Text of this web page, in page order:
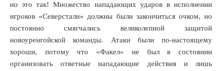
но это так! Множество нападающих ударов в исполнении
игроков «Северстали» должны были закончиться очком, но
постоянно смягчались великолепной защитой
новоуренгойской команды. Атаки были по-настоящему
хороши, потому что «Факел» не был в состоянии
организовать ответные нападающие действия и лишь